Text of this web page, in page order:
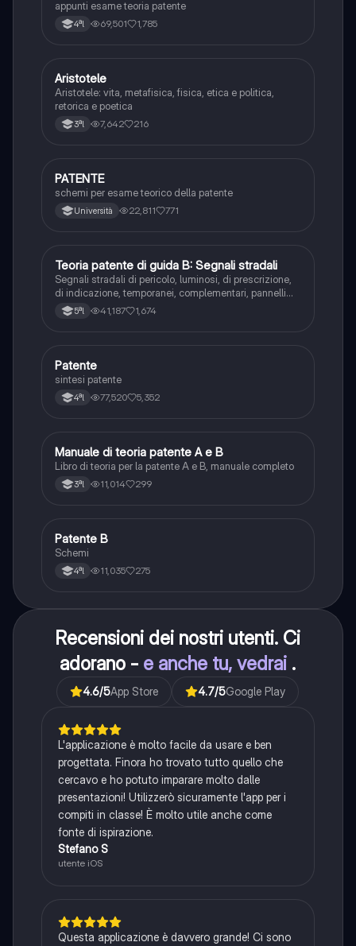
appunti esame teoria patente
4ªl 69,501 1,785
Filosofia
Aristotele
Aristotele: vita, metafisica, fisica, etica e politica,
retorica e poetica
3ªl 7,642 216
Altro
PATENTE
schemi per esame teorico della patente
Università 22,811 771
Ed. civ.
Teoria patente di guida B: Segnali stradali
Segnali stradali di pericolo, luminosi, di prescrizione,
di indicazione, temporanei, complementari, pannelli
integrativi, segnaletica orizzontale, segnalazioni
agenti del traffico, distanza di visibilità per l‘arresto,
5ªl 41,187 1,674
Altro
Patente
sintesi patente
4ªl 77,520 5,352
Italiano
Manuale di teoria patente A e B
Libro di teoria per la patente A e B, manuale completo
3ªl 11,014 299
Altro
Patente B
Schemi
4ªl 11,035 275
Recensioni dei nostri utenti. Ci
adorano - e anche tu, vedrai .
4.6/5App Store 4.7/5Google Play
L'applicazione è molto facile da usare e ben
progettata. Finora ho trovato tutto quello che
cercavo e ho potuto imparare molto dalle
presentazioni! Utilizzerò sicuramente l'app per i
compiti in classe! È molto utile anche come
fonte di ispirazione.
Stefano S
utente iOS
Questa applicazione è davvero grande! Ci sono